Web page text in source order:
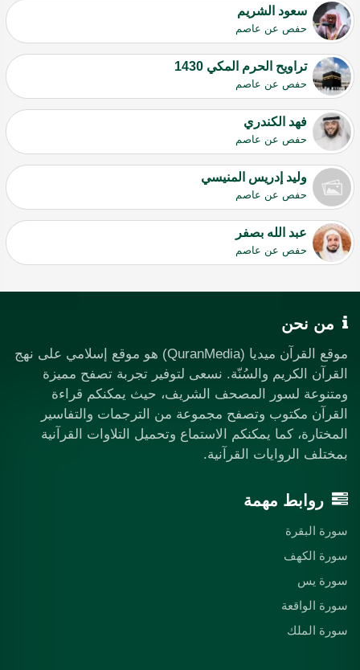
سعود الشريم
حفص عن عاصم
تراويح الحرم المكي 1430
حفص عن عاصم
فهد الكندري
حفص عن عاصم
وليد إدريس المنيسي
حفص عن عاصم
عبد الله بصفر
حفص عن عاصم
من نحن
موقع القرآن ميديا (QuranMedia) هو موقع إسلامي على نهج
القرآن الكريم والسُنّة. نسعى لتوفير تجربة تصفح مميزة
ومتنوعة لسور المصحف الشريف، حيث يمكنكم قراءة
القرآن مكتوب وتصفح مجموعة من الترجمات والتفاسير
المختارة، كما يمكنكم الاستماع وتحميل التلاوات القرآنية
بمختلف الروايات القرآنية.
روابط مهمة
سورة البقرة
سورة الكهف
سورة يس
سورة الواقعة
سورة الملك